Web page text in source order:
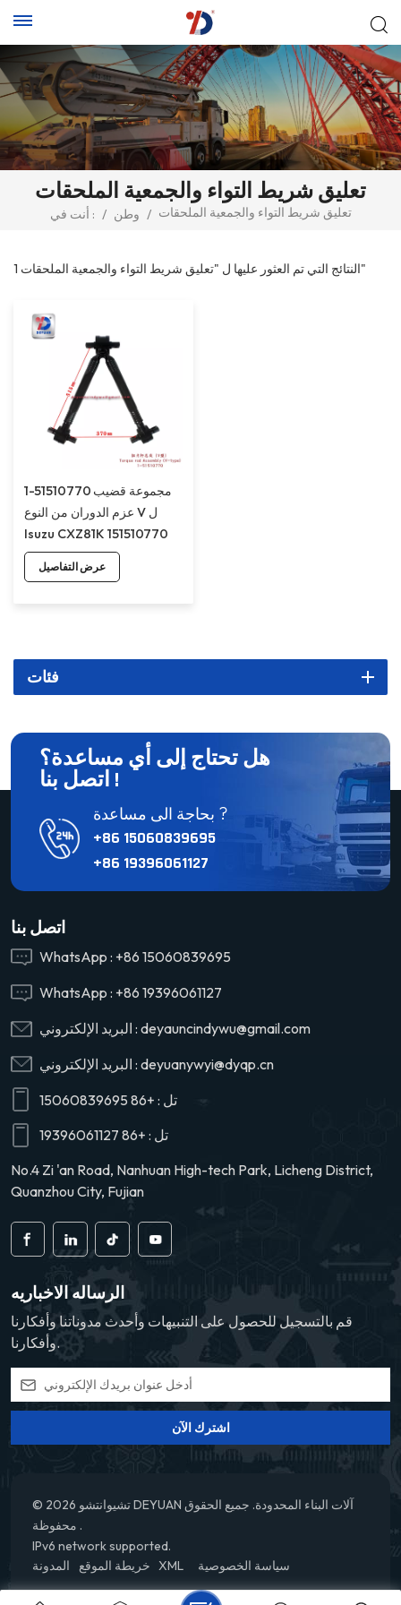
تعليق شريط التواء والجمعية الملحقات
أنت في : / وطن / تعليق شريط التواء والجمعية الملحقات
1 النتائج التي تم العثور عليها ل "تعليق شريط التواء والجمعية الملحقات"
1-51510770 مجموعة قضيب
عزم الدوران من النوع V ل
Isuzu CXZ81K 151510770
عرض التفاصيل
فئات
هل تحتاج إلى أي مساعدة؟
اتصل بنا !
بحاجة الى مساعدة ?
+86 15060839695
+86 19396061127
اتصل بنا
WhatsApp : +86 15060839695
WhatsApp : +86 19396061127
البريد الإلكتروني : deyauncindywu@gmail.com
البريد الإلكتروني : deyuanywyi@dyqp.cn
تل : +86 15060839695
تل : +86 19396061127
No.4 Zi 'an Road, Nanhuan High-tech Park, Licheng District,
Quanzhou City, Fujian
الرساله الاخباريه
قم بالتسجيل للحصول على التنبيهات وأحدث مدوناتنا وأفكارنا
وأفكارنا.
اشترك الآن
© 2026 تشيوانتشو DEYUAN آلات البناء المحدودة. جميع الحقوق
محفوظة .
IPv6 network supported.
المدونة
خريطة الموقع XML سياسة الخصوصية